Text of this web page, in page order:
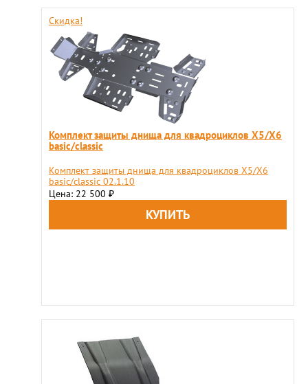
Скидка!
Комплект защиты днища для квадроциклов X5/X6
basic/classic
Комплект защиты днища для квадроциклов X5/X6
basic/classic 02.1.10
Цена: 22 500 ₽